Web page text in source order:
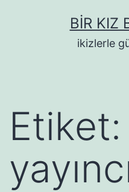
BIR KIZ
ikizlerle
Etiket: